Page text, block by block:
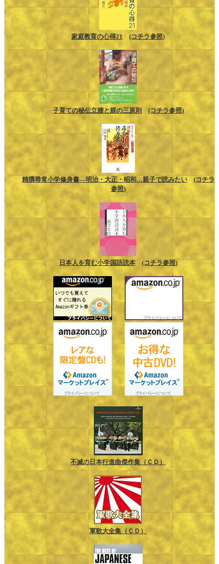
家庭教育の心得21 (コチラ参照)
子育ての秘伝立腰と躾の三原則 (コチラ参照)
精撰尋常小学修身書―明治・大正・昭和…親子で読みたい
(コチラ
参照)
日本人を育む小学国語読本 (コチラ参照)
不滅の日本行進曲傑作集（ＣＤ）
軍歌大全集（ＣＤ）